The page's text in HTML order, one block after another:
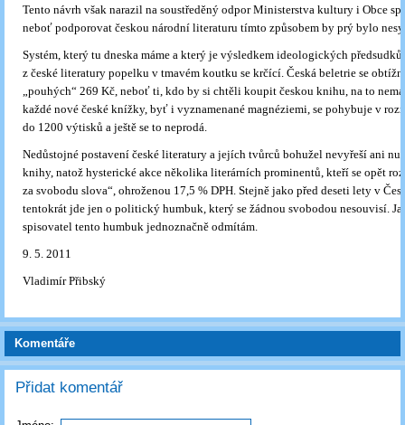
Tento návrh však narazil na soustředěný odpor Ministerstva kultury i Obce
neboť podporovat českou národní literaturu tímto způsobem by prý bylo
Systém, který tu dneska máme a který je výsledkem ideologických
z české literatury popelku v tmavém koutku se krčící. Česká beletrie se
„pouhých“ 269 Kč, neboť ti, kdo by si chtěli koupit českou knihu, na to
každé nové české knížky, byť i vyznamenané magnéziemi, se pohybuje v
do 1200 výtisků a ještě se to neprodá.
Nedůstojné postavení české literatury a jejích tvůrců bohužel nevyřeší ani
knihy, natož hysterické akce několika literárních prominentů, kteří se opět
za svobodu slova“, ohroženou 17,5 % DPH. Stejně jako před deseti lety v
tentokrát jde jen o politický humbuk, který se žádnou svobodou nesouvisí.
spisovatel tento humbuk jednoznačně odmítám.
9. 5. 2011
Vladimír Přibský
Komentáře
Přidat komentář